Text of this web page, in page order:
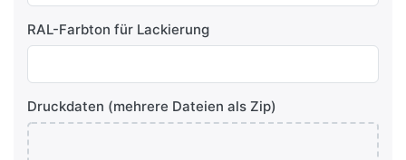
RAL-Farbton für Lackierung
Druckdaten (mehrere Dateien als Zip)